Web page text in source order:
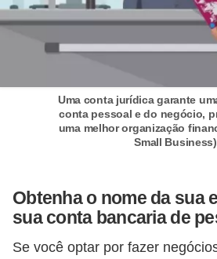
Uma conta jurídica garante
conta pessoal e do negócio,
uma melhor organização
Small Business)
Obtenha o nome da sua
sua conta bancaria de
Se você optar por fazer
i
n
e
n
t